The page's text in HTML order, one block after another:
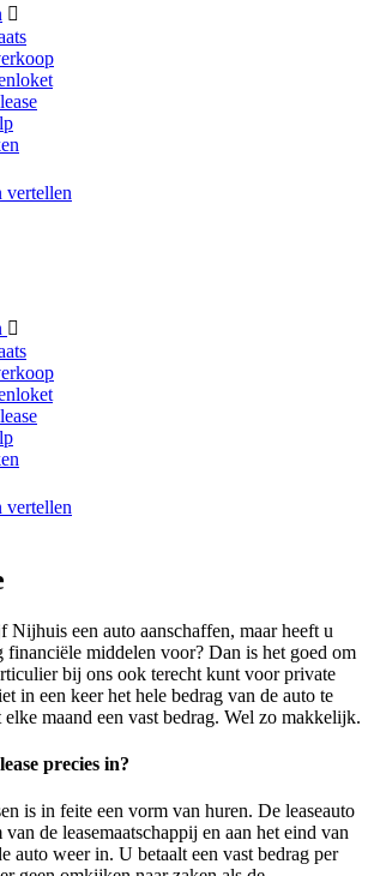
vertellen
vertellen
een auto aanschaffen, maar heeft u
financiële middelen voor? Dan is het goed om
bij ons ook terecht kunt voor private
in een keer het hele bedrag van de auto te
elke maand een vast bedrag. Wel zo makkelijk.
precies in?
is in feite een vorm van huren. De leaseauto
de leasemaatschappij en aan het eind van
auto weer in. U betaalt een vast bedrag per